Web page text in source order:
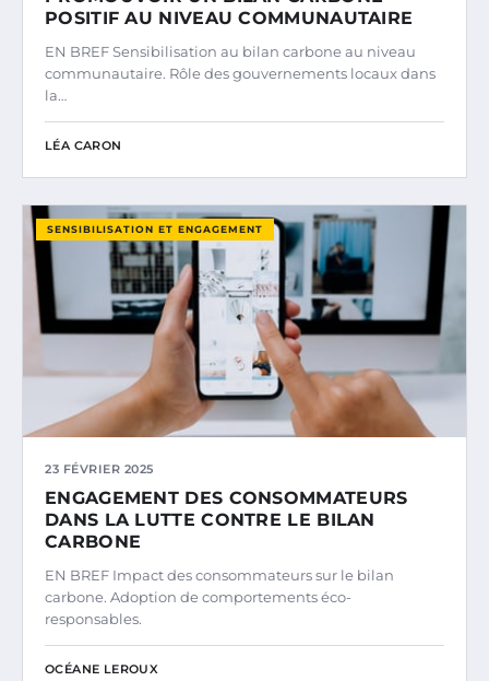
POSITIF AU NIVEAU COMMUNAUTAIRE
EN BREF Sensibilisation au bilan carbone au niveau
communautaire. Rôle des gouvernements locaux dans
la…
LÉA CARON
SENSIBILISATION ET ENGAGEMENT
23 FÉVRIER 2025
ENGAGEMENT DES CONSOMMATEURS
DANS LA LUTTE CONTRE LE BILAN
CARBONE
EN BREF Impact des consommateurs sur le bilan
carbone. Adoption de comportements éco-
responsables.
OCÉANE LEROUX